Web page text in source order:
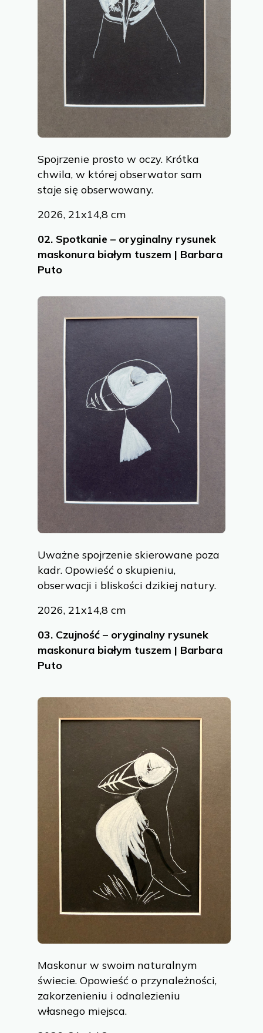
Spojrzenie prosto w oczy. Krótka
chwila, w której obserwator sam
staje się obserwowany.
2026, 21x14,8 cm
02. Spotkanie – oryginalny rysunek
maskonura białym tuszem | Barbara
Puto
Uważne spojrzenie skierowane poza
kadr. Opowieść o skupieniu,
obserwacji i bliskości dzikiej natury.
2026, 21x14,8 cm
03. Czujność – oryginalny rysunek
maskonura białym tuszem | Barbara
Puto
Maskonur w swoim naturalnym
świecie. Opowieść o przynależności,
zakorzenieniu i odnalezieniu
własnego miejsca.